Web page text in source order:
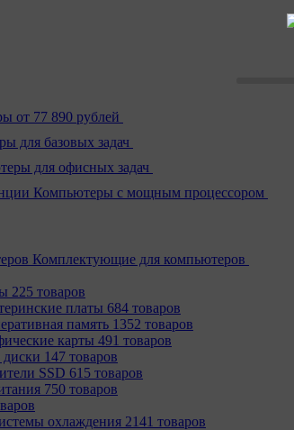
от 77 890 рублей
для базовых задач
для офисных задач
Компьютеры с мощным процессором
Комплектующие для компьютеров
225 товаров
платы 684 товаров
память 1352 товаров
карты 491 товаров
диски 147 товаров
SSD 615 товаров
750 товаров
охлаждения 2141 товаров